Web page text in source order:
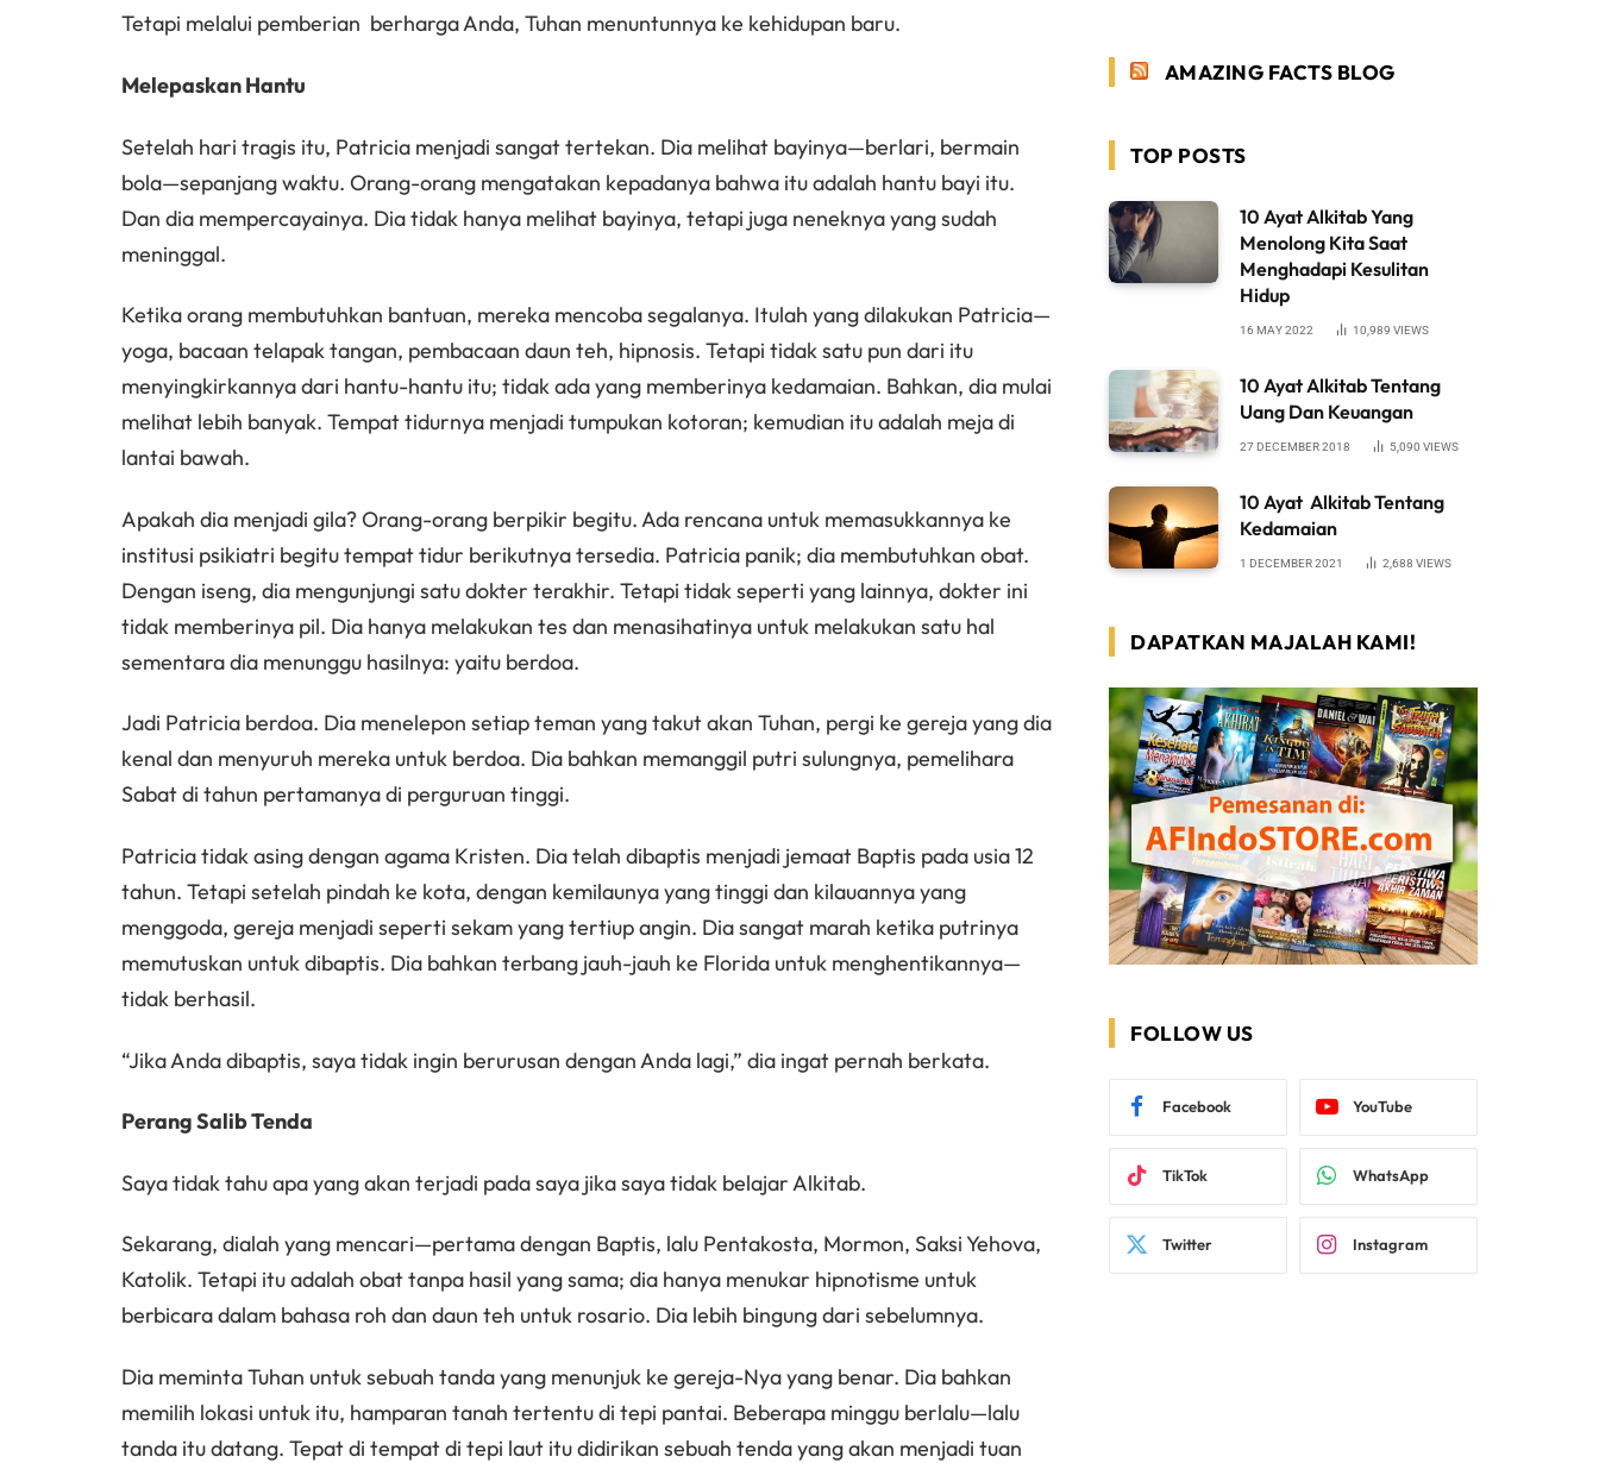
Tetapi melalui pemberian berharga Anda, Tuhan menuntunnya ke kehidupan baru.
Melepaskan Hantu
Setelah hari tragis itu, Patricia menjadi sangat tertekan. Dia melihat bayinya—berlari, bermain
bola—sepanjang waktu. Orang-orang mengatakan kepadanya bahwa itu adalah hantu bayi itu.
Dan dia mempercayainya. Dia tidak hanya melihat bayinya, tetapi juga neneknya yang sudah
meninggal.
Ketika orang membutuhkan bantuan, mereka mencoba segalanya. Itulah yang dilakukan Patricia—
yoga, bacaan telapak tangan, pembacaan daun teh, hipnosis. Tetapi tidak satu pun dari itu
menyingkirkannya dari hantu-hantu itu; tidak ada yang memberinya kedamaian. Bahkan, dia mulai
melihat lebih banyak. Tempat tidurnya menjadi tumpukan kotoran; kemudian itu adalah meja di
lantai bawah.
Apakah dia menjadi gila? Orang-orang berpikir begitu. Ada rencana untuk memasukkannya ke
institusi psikiatri begitu tempat tidur berikutnya tersedia. Patricia panik; dia membutuhkan obat.
Dengan iseng, dia mengunjungi satu dokter terakhir. Tetapi tidak seperti yang lainnya, dokter ini
tidak memberinya pil. Dia hanya melakukan tes dan menasihatinya untuk melakukan satu hal
sementara dia menunggu hasilnya: yaitu berdoa.
Jadi Patricia berdoa. Dia menelepon setiap teman yang takut akan Tuhan, pergi ke gereja yang dia
kenal dan menyuruh mereka untuk berdoa. Dia bahkan memanggil putri sulungnya, pemelihara
Sabat di tahun pertamanya di perguruan tinggi.
Patricia tidak asing dengan agama Kristen. Dia telah dibaptis menjadi jemaat Baptis pada usia 12
tahun. Tetapi setelah pindah ke kota, dengan kemilaunya yang tinggi dan kilauannya yang
menggoda, gereja menjadi seperti sekam yang tertiup angin. Dia sangat marah ketika putrinya
memutuskan untuk dibaptis. Dia bahkan terbang jauh-jauh ke Florida untuk menghentikannya—
tidak berhasil.
“Jika Anda dibaptis, saya tidak ingin berurusan dengan Anda lagi,” dia ingat pernah berkata.
Perang Salib Tenda
Saya tidak tahu apa yang akan terjadi pada saya jika saya tidak belajar Alkitab.
Sekarang, dialah yang mencari—pertama dengan Baptis, lalu Pentakosta, Mormon, Saksi Yehova,
Katolik. Tetapi itu adalah obat tanpa hasil yang sama; dia hanya menukar hipnotisme untuk
berbicara dalam bahasa roh dan daun teh untuk rosario. Dia lebih bingung dari sebelumnya.
Dia meminta Tuhan untuk sebuah tanda yang menunjuk ke gereja-Nya yang benar. Dia bahkan
memilih lokasi untuk itu, hamparan tanah tertentu di tepi pantai. Beberapa minggu berlalu—lalu
tanda itu datang. Tepat di tempat di tepi laut itu didirikan sebuah tenda yang akan menjadi tuan
AMAZING FACTS BLOG
TOP POSTS
10 Ayat Alkitab Yang
Menolong Kita Saat
Menghadapi Kesulitan
Hidup
16 MAY 2022 10,989 VIEWS
10 Ayat Alkitab Tentang
Uang Dan Keuangan
27 DECEMBER 2018 5,090 VIEWS
10 Ayat Alkitab Tentang
Kedamaian
1 DECEMBER 2021 2,688 VIEWS
DAPATKAN MAJALAH KAMI!
FOLLOW US
Facebook YouTube
TikTok WhatsApp
Twitter Instagram